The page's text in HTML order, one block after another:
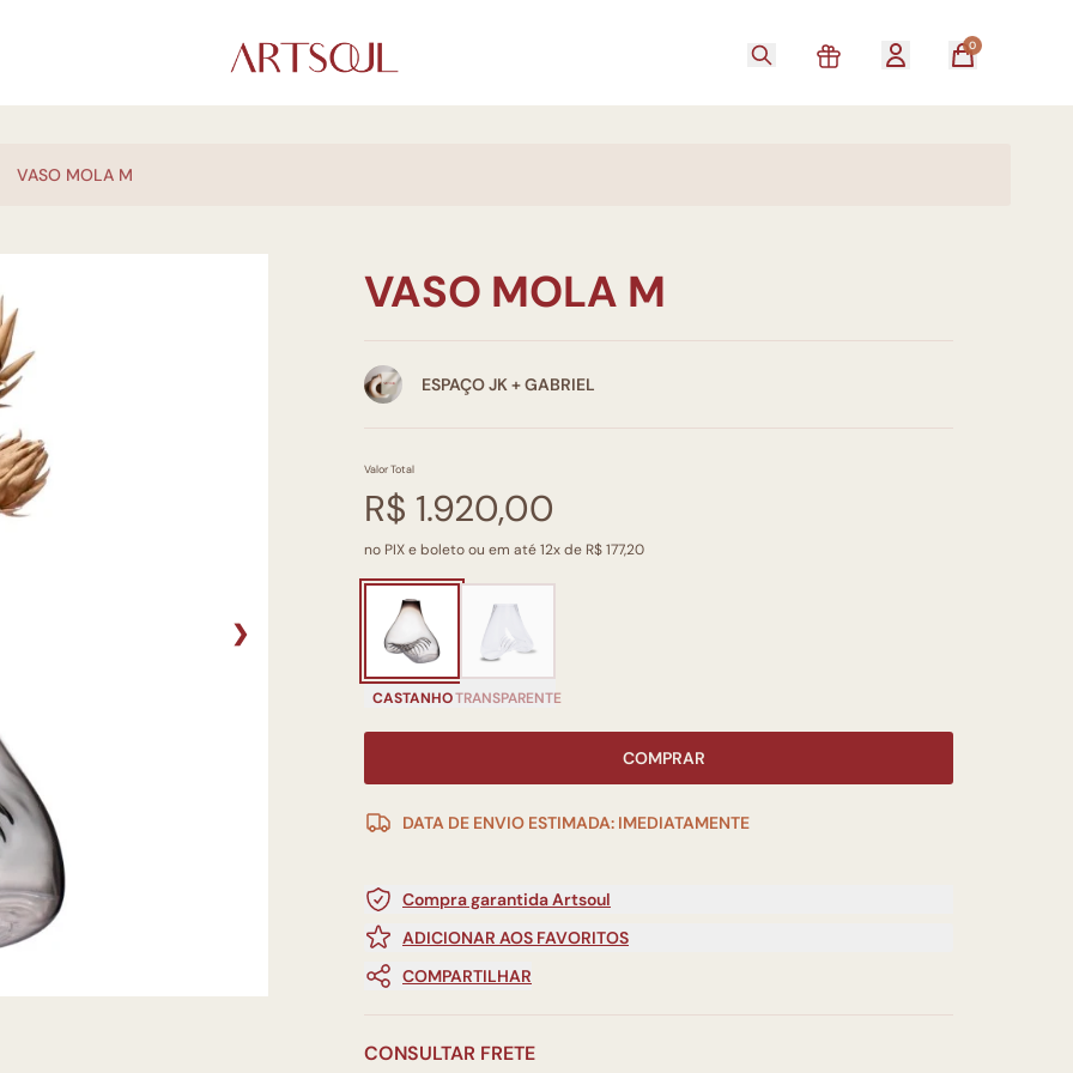
0
VASO MOLA M
❯
VASO MOLA M
ESPAÇO JK + GABRIEL
Valor Total
R$ 1.920,00
no PIX e boleto ou em até 12x de R$ 177,20
CASTANHOTRANSPARENTE
COMPRAR
DATA DE ENVIO ESTIMADA: IMEDIATAMENTE
Compra garantida Artsoul
ADICIONAR AOS FAVORITOS
COMPARTILHAR
CONSULTAR FRETE